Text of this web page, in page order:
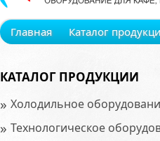
Главная Каталог
КАТАЛОГ ПРОДУКЦИИ
» Холодильное
» Технологическое